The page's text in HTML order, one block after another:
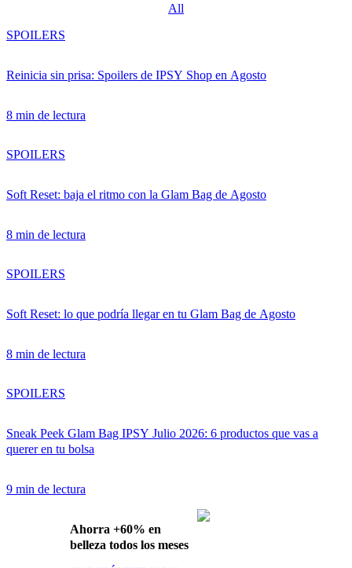
Ofertas
Cerrar sesión
All
SPOILERS
Reinicia sin prisa: Spoilers de IPSY Shop en Agosto
8 min de lectura
SPOILERS
Soft Reset: baja el ritmo con la Glam Bag de Agosto
8 min de lectura
SPOILERS
Soft Reset: lo que podría llegar en tu Glam Bag de Agosto
8 min de lectura
SPOILERS
Sneak Peek Glam Bag IPSY Julio 2026: 6 productos que vas a
querer en tu bolsa
9 min de lectura
Ahorra +60% en
belleza todos los meses